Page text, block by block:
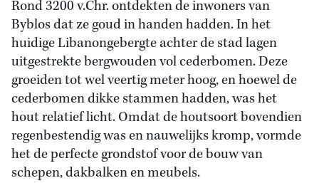
Rond 3200 v.Chr. ontdekten de inwoners van
Byblos dat ze goud in handen hadden. In het
huidige Libanongebergte achter de stad lagen
uitgestrekte bergwouden vol cederbomen. Deze
groeiden tot wel veertig meter hoog, en hoewel de
cederbomen dikke stammen hadden, was het
hout relatief licht. Omdat de houtsoort bovendien
regenbestendig was en nauwelijks kromp, vormde
het de perfecte grondstof voor de bouw van
schepen, dakbalken en meubels.